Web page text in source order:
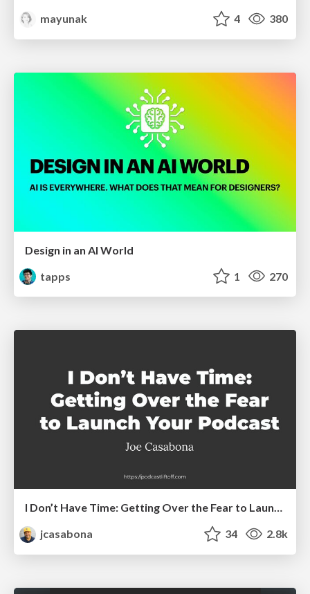
mayunak 4 380
Design in an AI World
tapps
1 270
I Don’t Have Time: Getting Over the Fear to Launch Your Podcast
jcasabona
34 2.8k